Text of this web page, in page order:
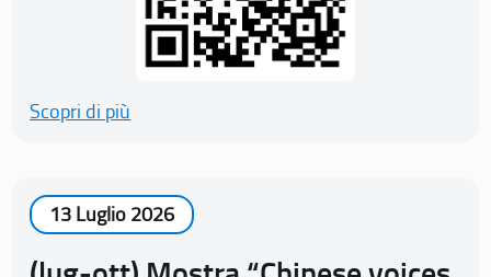
Scopri di più
13 Luglio 2026